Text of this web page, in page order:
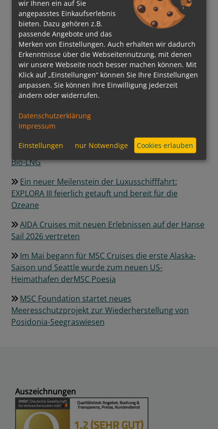
Explora Journeys feiert Auslauf der EXPLORA III
Neuer Traumstrand in der Karibik: Catalina Sugar
Beach wird zum exklusiven Premium-Ziel
Nachhaltige Transformation auf See: AIDA Cruises
setzt auf digitale Steuerung und grüne
Energiequellen
neues Level
Grüner Kurs auf See: Mein Schiff InTUItion-Klasse
erweitert die Nutzung alternativer Kraftstoffe um
Bio-LNG
Ein neuer Meilenstein der Luxusschifffahrt:
EXPLORA III feierlich getauft und bereit für die
Ozeane
AIDA Cruises mit neuen Erlebnissen auf der Hanse
Sail 2026 vertreten
Im Mai begann für MSC Cruises die erste Alaska-
Saison und Seattle wurde zum neuen US-
Heimathafen derMSC Poesia
MSC Foundation startet neues
Meeresschutzprojekt zur Wiederherstellung von
Posidonia-Seegraswiesen
Auszeichnungen
wir Ihnen ein auf Sie
angepasstes Einkaufserlebnis
bieten. Dazu gehören z.B.
passende Angebote und das
Merken von Einstellungen. Auch erhalten wir dadurch
Erkenntnisse über die Webseitennutzung, mit denen
wir unsere Webseite noch besser machen können. Mit
Klick auf „Einstellungen“ können Sie Ihre Einstellungen
anpassen. Sie können Ihre Einwilligung jederzeit
ändern oder widerrufen.
Datenschutzerklärung
Impressum
Einstellungen nur Notwendige Cookies erlauben